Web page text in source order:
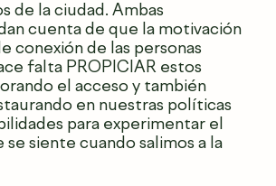
de la ciudad. Ambas
cuenta de que la motivación
conexión de las personas
falta PROPICIAR estos
el acceso y también
en nuestras políticas
para experimentar el
se siente cuando salimos a la